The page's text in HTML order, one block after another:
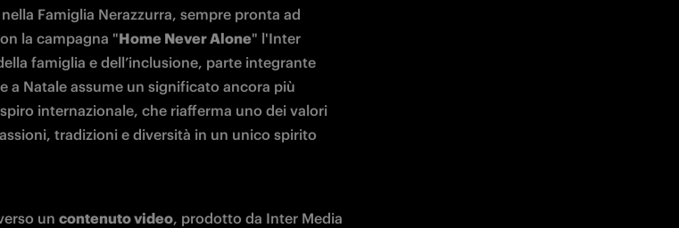
Famiglia Nerazzurra, sempre pronta ad
la campagna "Home Never Alone" l'Inter
famiglia e dell’inclusione, parte integrante
a Natale assume un significato ancora più
internazionale, che riafferma uno dei valori
tradizioni e diversità in un unico spirito
un contenuto video, prodotto da Inter Media